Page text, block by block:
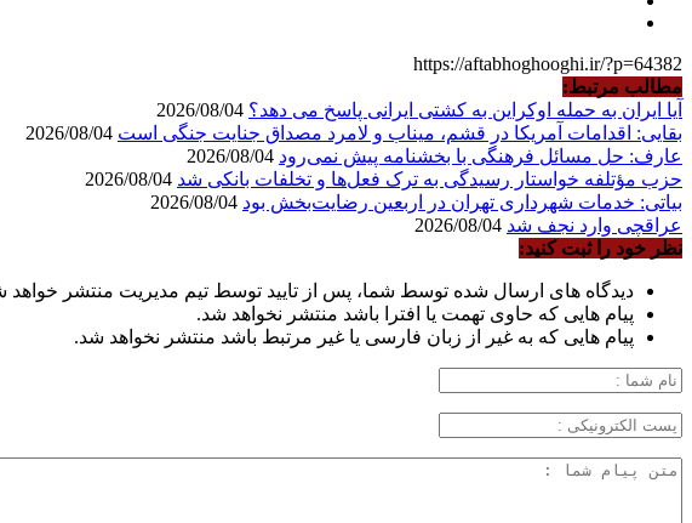
https://aftabhoghooghi.ir/?p=64382
مطالب مرتبط:
آیا ایران به حمله اوکراین به کشتی ایرانی پاسخ می دهد؟
بقایی: اقدامات آمریکا در قشم، میناب و لامرد مصداق جنایت جنگی است
عارف: حل مسائل فرهنگی با بخشنامه پیش نمی‌رود
حزب مؤتلفه خواستار رسیدگی به ترک فعل‌ها و تخلفات بانکی شد
بیاتی: خدمات شهرداری تهران در اربعین رضایت‌بخش بود
عراقچی وارد نجف شد
نظر خود را ثبت کنید:
دیدگاه های ارسال شده توسط شما، پس از تایید توسط تیم مدیریت منتشر خواهد
پیام هایی که حاوی تهمت یا افترا باشد منتشر نخواهد شد.
پیام هایی که به غیر از زبان فارسی یا غیر مرتبط باشد منتشر نخواهد شد.